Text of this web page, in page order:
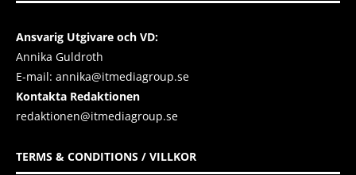
Ansvarig Utgivare och VD:
Annika Guldroth
E-mail: annika@itmediagroup.se
Kontakta Redaktionen
redaktionen@itmediagroup.se
TERMS & CONDITIONS / VILLKOR